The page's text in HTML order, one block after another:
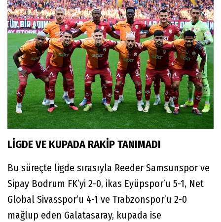
LİGDE VE KUPADA RAKİP TANIMADI
Bu süreçte ligde sırasıyla Reeder Samsunspor ve
Sipay Bodrum FK’yi 2-0, ikas Eyüpspor’u 5-1, Net
Global Sivasspor’u 4-1 ve Trabzonspor’u 2-0
mağlup eden Galatasaray, kupada ise